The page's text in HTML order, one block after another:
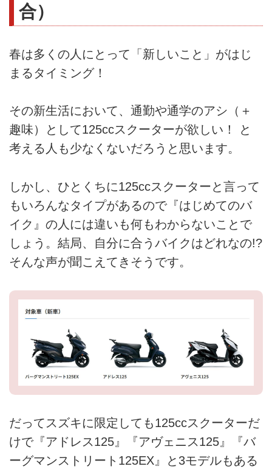
合）
春は多くの人にとって「新しいこと」がはじ
まるタイミング！
その新生活において、通勤や通学のアシ（＋
趣味）として125ccスクーターが欲しい！ と
考える人も少なくないだろうと思います。
しかし、ひとくちに125ccスクーターと言って
もいろんなタイプがあるので『はじめてのバ
イク』の人には違いも何もわからないことで
しょう。結局、自分に合うバイクはどれなの!?
そんな声が聞こえてきそうです。
だってスズキに限定しても125ccスクーターだ
けで『アドレス125』『アヴェニス125』『バ
ーグマンストリート125EX』と3モデルもある